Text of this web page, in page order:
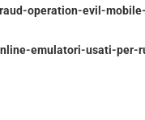
operation-evil-
emulatori-usati-